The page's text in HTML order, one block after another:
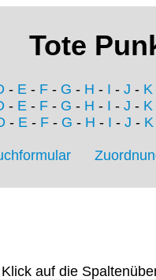
Tote
- E - F - G - H - I - J - K
- E - F - G - H - I - J - K
- E- F- G - H - I - J - K
auf die